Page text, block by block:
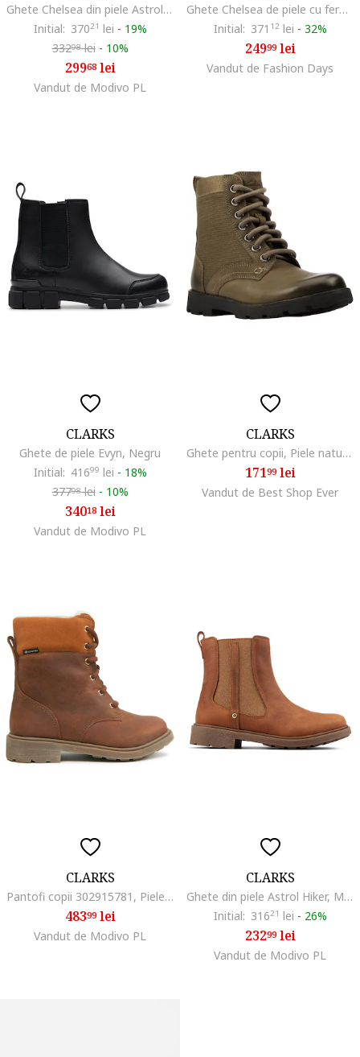
Ghete Chelsea din piele Astrol Orin, Negru
Initial: 37021 lei - 19%
33298lei - 10%
29968lei
Vandut de Modivo PL
Ghete Chelsea de piele cu fermoar Astrol, Negru stins
Initial: 371 12 lei - 32%
24999lei
Vandut de Fashion Days
CLARKS
Ghete de piele Evyn, Negru
Initial: 41699 lei - 18%
37798lei - 10%
34018lei
Vandut de Modivo PL
CLARKS
Ghete pentru copii, Piele naturala, Verde,
17199lei
Vandut de Best Shop Ever
CLARKS
Pantofi copii 302915781, Piele naturala/Piele nabuc, Maro
48399lei
Vandut de Modivo PL
CLARKS
Ghete din piele Astrol Hiker, Maro camel
Initial: 31621 lei - 26%
23299lei
Vandut de Modivo PL